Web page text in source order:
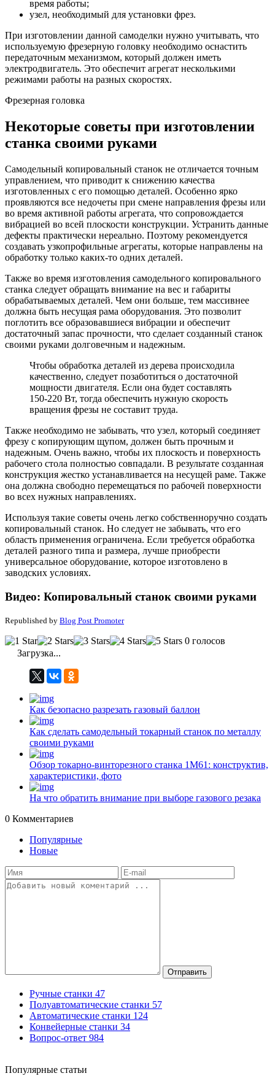
время работы;
узел, необходимый для установки фрез.
При изготовлении данной самоделки нужно учитывать, что
используемую фрезерную головку необходимо оснастить
передаточным механизмом, который должен иметь
электродвигатель. Это обеспечит агрегат несколькими
режимами работы на разных скоростях.
Фрезерная головка
Некоторые советы при изготовлении
станка своими руками
Самодельный копировальный станок не отличается точным
управлением, что приводит к снижению качества
изготовленных с его помощью деталей. Особенно ярко
проявляются все недочеты при смене направления фрезы или
во время активной работы агрегата, что сопровождается
вибрацией во всей плоскости конструкции. Устранить данные
дефекты практически нереально. Поэтому рекомендуется
создавать узкопрофильные агрегаты, которые направлены на
обработку только каких-то одних деталей.
Также во время изготовления самодельного копировального
станка следует обращать внимание на вес и габариты
обрабатываемых деталей. Чем они больше, тем массивнее
должна быть несущая рама оборудования. Это позволит
поглотить все образовавшиеся вибрации и обеспечит
достаточный запас прочности, что сделает созданный станок
своими руками долговечным и надежным.
Чтобы обработка деталей из дерева происходила
качественно, следует позаботиться о достаточной
мощности двигателя. Если она будет составлять
150-220 Вт, тогда обеспечить нужную скорость
вращения фрезы не составит труда.
Также необходимо не забывать, что узел, который соединяет
фрезу с копирующим щупом, должен быть прочным и
надежным. Очень важно, чтобы их плоскость и поверхность
рабочего стола полностью совпадали. В результате созданная
конструкция жестко устанавливается на несущей раме. Также
она должна свободно перемещаться по рабочей поверхности
во всех нужных направлениях.
Используя такие советы очень легко собственноручно создать
копировальный станок. Но следует не забывать, что его
область применения ограничена. Если требуется обработка
деталей разного типа и размера, лучше приобрести
универсальное оборудование, которое изготовлено в
заводских условиях.
Видео: Копировальный cтанок cвоими руками
Republished by Blog Post Promoter
0 голосов
Загрузка...
Как безопасно разрезать газовый баллон
Как сделать самодельный токарный станок по металлу
своими руками
Обзор токарно-винторезного станка 1М61: конструктив,
характеристики, фото
На что обратить внимание при выборе газового резака
0 Комментариев
Популярные
Новые
Отправить
Ручные станки 47
Полуавтоматические станки 57
Автоматические станки 124
Конвейерные станки 34
Вопрос-ответ 984
Популярные статьи